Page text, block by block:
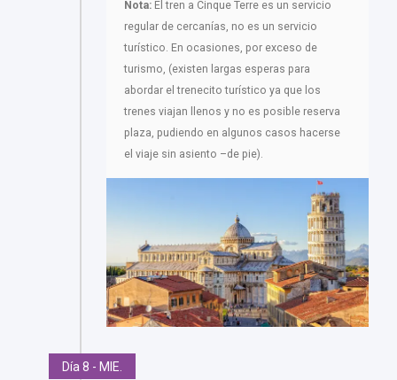
Nota: El tren a Cinque Terre es un servicio
regular de cercanías, no es un servicio
turístico. En ocasiones, por exceso de
turismo, (existen largas esperas para
abordar el trenecito turístico ya que los
trenes viajan llenos y no es posible reserva
plaza, pudiendo en algunos casos hacerse
el viaje sin asiento –de pie).
Día 8 - MIE.